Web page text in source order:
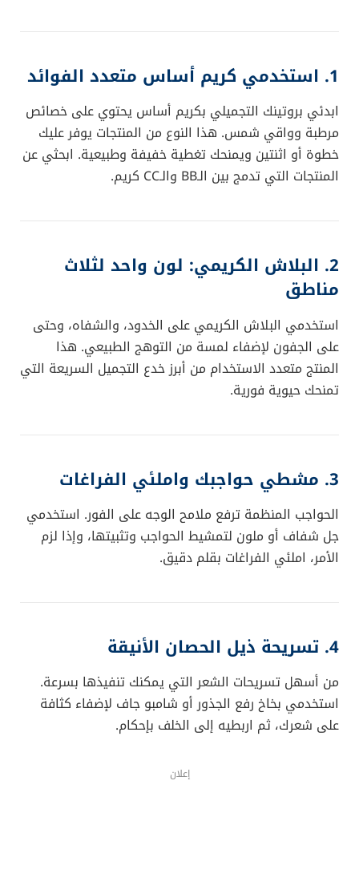
1. استخدمي كريم أساس متعدد الفوائد
ابدئي بروتينك التجميلي بكريم أساس يحتوي على خصائص
مرطبة وواقي شمس. هذا النوع من المنتجات يوفر عليك
خطوة أو اثنتين ويمنحك تغطية خفيفة وطبيعية. ابحثي عن
المنتجات التي تدمج بين الـBB والـCC كريم.
2. البلاش الكريمي: لون واحد لثلاث
مناطق
استخدمي البلاش الكريمي على الخدود، والشفاه، وحتى
على الجفون لإضفاء لمسة من التوهج الطبيعي. هذا
المنتج متعدد الاستخدام من أبرز خدع التجميل السريعة التي
تمنحك حيوية فورية.
3. مشطي حواجبك واملئي الفراغات
الحواجب المنظمة ترفع ملامح الوجه على الفور. استخدمي
جل شفاف أو ملون لتمشيط الحواجب وتثبيتها، وإذا لزم
الأمر، املئي الفراغات بقلم دقيق.
4. تسريحة ذيل الحصان الأنيقة
من أسهل تسريحات الشعر التي يمكنك تنفيذها بسرعة.
استخدمي بخاخ رفع الجذور أو شامبو جاف لإضفاء كثافة
على شعرك، ثم اربطيه إلى الخلف بإحكام.
إعلان